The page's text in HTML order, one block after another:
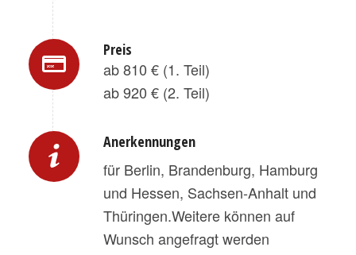
Preis
ab 810 € (1. Teil)
ab 920 € (2. Teil)
Anerkennungen
für Berlin, Brandenburg, Hamburg
und Hessen, Sachsen-Anhalt und
Thüringen.Weitere können auf
Wunsch angefragt werden